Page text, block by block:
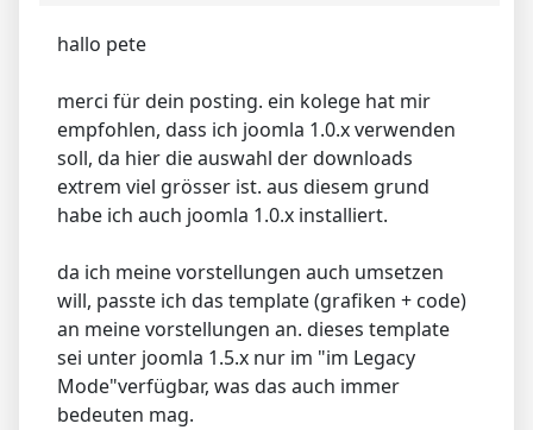
hallo pete
merci für dein posting. ein kolege hat mir
empfohlen, dass ich joomla 1.0.x verwenden
soll, da hier die auswahl der downloads
extrem viel grösser ist. aus diesem grund
habe ich auch joomla 1.0.x installiert.
da ich meine vorstellungen auch umsetzen
will, passte ich das template (grafiken + code)
an meine vorstellungen an. dieses template
sei unter joomla 1.5.x nur im "im Legacy
Mode"verfügbar, was das auch immer
bedeuten mag.